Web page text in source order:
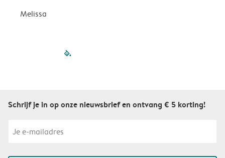
Melissa
filled-pagination
Schrijf je in op onze nieuwsbrief en ontvang € 5 korting!